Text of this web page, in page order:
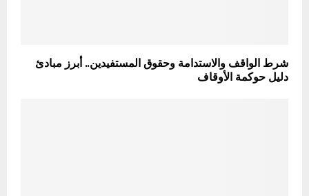
شرط الواقف والاستدامة وحقوق المستفيدين.. أبرز مبادئ
دليل حوكمة الأوقاف